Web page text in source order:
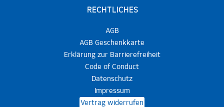
RECHTLICHES
AGB
AGB Geschenkkarte
Erklärung zur Barrierefreiheit
Code of Conduct
Datenschutz
Impressum
Vertrag widerrufen